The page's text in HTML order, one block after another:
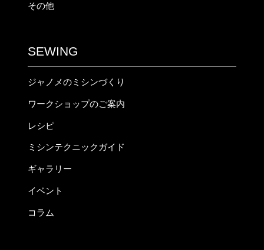
その他
SEWING
ジャノメのミシンづくり
ワークショップのご案内
レシピ
ミシンテクニックガイド
ギャラリー
イベント
コラム